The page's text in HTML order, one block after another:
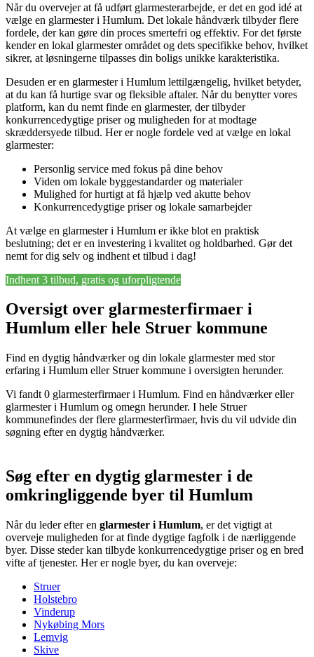
Når du overvejer at få udført glarmesterarbejde, er det en god idé at
vælge en glarmester i Humlum. Det lokale håndværk tilbyder flere
fordele, der kan gøre din proces smertefri og effektiv. For det første
kender en lokal glarmester området og dets specifikke behov, hvilket
sikrer, at løsningerne tilpasses din boligs unikke karakteristika.
Desuden er en glarmester i Humlum lettilgængelig, hvilket betyder,
at du kan få hurtige svar og fleksible aftaler. Når du benytter vores
platform, kan du nemt finde en glarmester, der tilbyder
konkurrencedygtige priser og muligheden for at modtage
skræddersyede tilbud. Her er nogle fordele ved at vælge en lokal
glarmester:
Personlig service med fokus på dine behov
Viden om lokale byggestandarder og materialer
Mulighed for hurtigt at få hjælp ved akutte behov
Konkurrencedygtige priser og lokale samarbejder
At vælge en glarmester i Humlum er ikke blot en praktisk
beslutning; det er en investering i kvalitet og holdbarhed. Gør det
nemt for dig selv og indhent et tilbud i dag!
Indhent 3 tilbud, gratis og uforpligtende
Oversigt over glarmesterfirmaer i
Humlum eller hele Struer kommune
Find en dygtig håndværker og din lokale glarmester med stor
erfaring i Humlum eller Struer kommune i oversigten herunder.
Vi fandt 0 glarmesterfirmaer i Humlum. Find en håndværker eller
glarmester i Humlum og omegn herunder. I hele Struer
kommunefindes der flere glarmesterfirmaer, hvis du vil udvide din
søgning efter en dygtig håndværker.
Søg efter en dygtig glarmester i de
omkringliggende byer til Humlum
Når du leder efter en glarmester i Humlum, er det vigtigt at
overveje muligheden for at finde dygtige fagfolk i de nærliggende
byer. Disse steder kan tilbyde konkurrencedygtige priser og en bred
vifte af tjenester. Her er nogle byer, du kan overveje:
Struer
Holstebro
Vinderup
Nykøbing Mors
Lemvig
Skive